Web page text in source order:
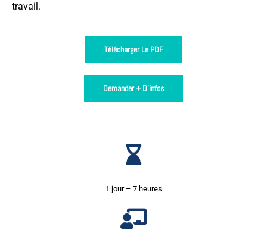
travail.
Télécharger Le PDF
Demander + D'infos
1 jour – 7 heures